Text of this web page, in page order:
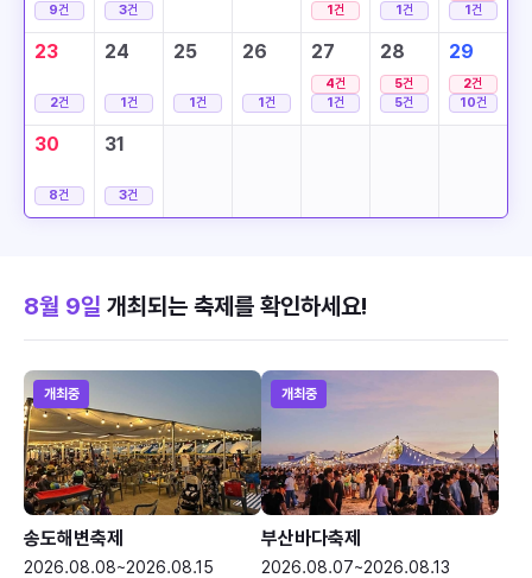
9건 3건 1건 1건
1건
23
2건
24
1건
25
1건
26
1건
27
4건
1건
28
5건
5건
29
2건
10건
30
8건
31
3건
8월 9일 개최되는 축제를 확인하세요!
개최중
송도해변축제
2026.08.08~2026.08.15
개최중
부산바다축제
2026.08.07~2026.08.13